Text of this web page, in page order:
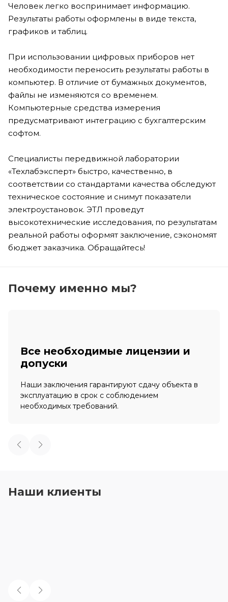
Человек легко воспринимает информацию.
Результаты работы оформлены в виде текста,
графиков и таблиц.
При использовании цифровых приборов нет
необходимости переносить результаты работы в
компьютер. В отличие от бумажных документов,
файлы не изменяются со временем.
Компьютерные средства измерения
предусматривают интеграцию с бухгалтерским
софтом.
Специалисты передвижной лаборатории
«Техлабэксперт» быстро, качественно, в
соответствии со стандартами качества обследуют
техническое состояние и снимут показатели
электроустановок. ЭТЛ проведут
высокотехнические исследования, по результатам
реальной работы оформят заключение, сэкономят
бюджет заказчика. Обращайтесь!
Почему именно мы?
Все необходимые лицензии и
допуски
Наши заключения гарантируют сдачу объекта в
эксплуатацию в срок с соблюдением
необходимых требований.
Наши клиенты